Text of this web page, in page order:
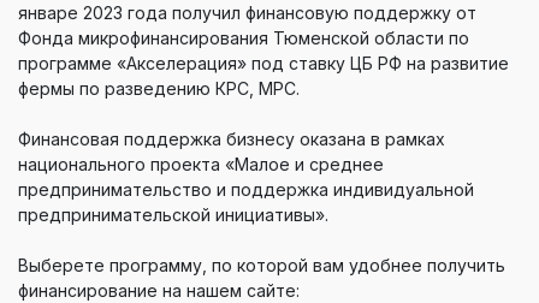
январе 2023 года получил финансовую поддержку от
Фонда микрофинансирования Тюменской области по
программе «Акселерация» под ставку ЦБ РФ на развитие
фермы по разведению КРС, МРС.
Финансовая поддержка бизнесу оказана в рамках
национального проекта «Малое и среднее
предпринимательство и поддержка индивидуальной
предпринимательской инициативы».
Выберете программу, по которой вам удобнее получить
финансирование на нашем сайте: